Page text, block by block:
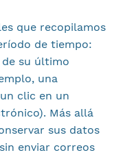
que recopilamos
de tiempo:
su último
una
clic en un
Más allá
sus datos
enviar correos